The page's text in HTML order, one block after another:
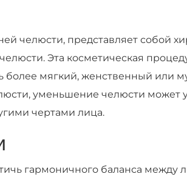
челюсти, представляет собой
Эта косметическая
более мягкий, женственный или
уменьшение челюсти может
чертами лица.
гармоничного баланса между